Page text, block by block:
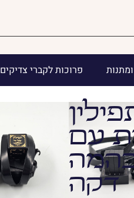
פרוכות לקברי צדיקים
עם
דקה